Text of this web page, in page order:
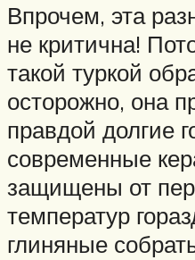
Впрочем, эта
не критична!
такой туркой
осторожно, она
правдой долгие
современные
защищены от
температур
глиняные